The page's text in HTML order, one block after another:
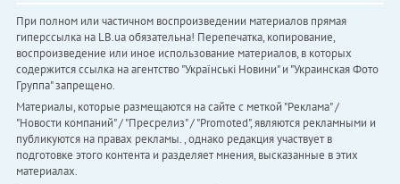
При полном или частичном воспроизведении материалов прямая
гиперссылка на LB.ua обязательна! Перепечатка, копирование,
воспроизведение или иное использование материалов, в которых
содержится ссылка на агентство "Українськi Новини" и "Украинская Фото
Группа" запрещено.
Материалы, которые размещаются на сайте с меткой "Реклама" /
"Новости компаний" / "Пресрелиз" / "Promoted", являются рекламными и
публикуются на правах рекламы. , однако редакция участвует в
подготовке этого контента и разделяет мнения, высказанные в этих
материалах.